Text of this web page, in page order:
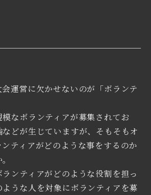
運営に欠かせないのが「ボランテ
なボランティアが募集されてお
などが生じていますが、そもそもオ
ティアがどのような事をするのか
ンティアがどのような役割を担っ
うな人を対象にボランティアを募